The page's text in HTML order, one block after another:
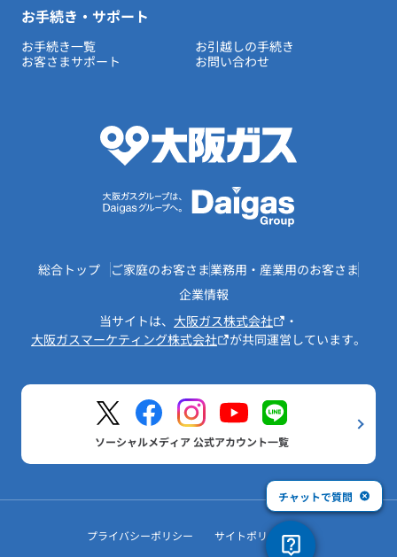
お手続き・サポート
お手続き一覧
お引越しの手続き
お客さまサポート
お問い合わせ
総合トップ ご家庭のお客さま業務用・産業用のお客さま
企業情報
当サイトは、 大阪ガス株式会社
・
大阪ガスマーケティング株式会社
が共同運営しています。
ソーシャルメディア 公式アカウント一覧
プライバシーポリシー サイトポリシー
チャットで質問